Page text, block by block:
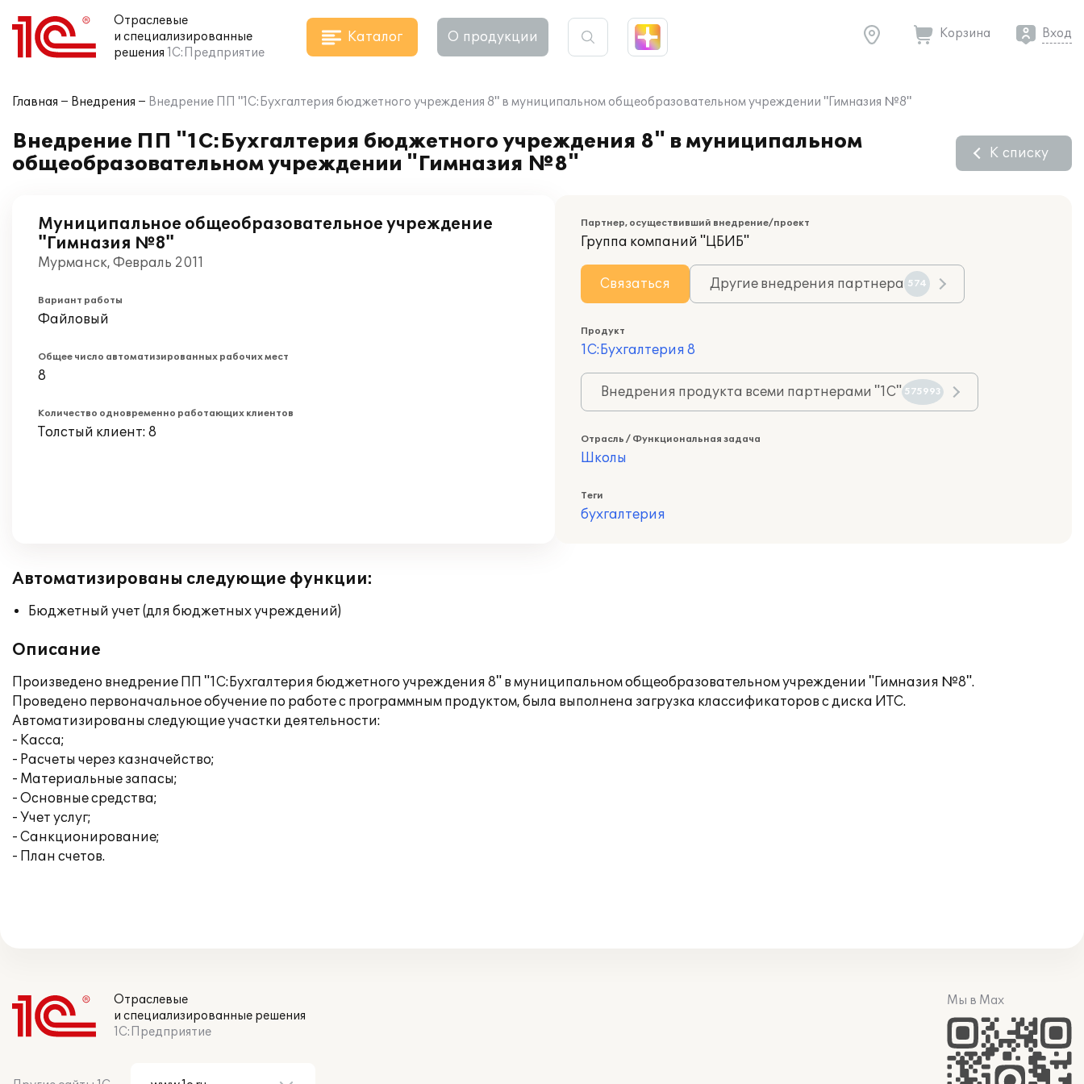
Отраслевые
и специализированные
решения 1С:Предприятие
Каталог О продукции Корзина Вход
Главная Внедрения Внедрение ПП "1С:Бухгалтерия бюджетного учреждения 8" в муниципальном общеобразовательном учреждении "Гимназия №8"
Внедрение ПП "1С:Бухгалтерия бюджетного учреждения 8" в муниципальном
общеобразовательном учреждении "Гимназия №8"
К списку
Муниципальное общеобразовательное учреждение
"Гимназия №8"
Мурманск, Февраль 2011
Вариант работы
Файловый
Общее число автоматизированных рабочих мест
8
Количество одновременно работающих клиентов
Толстый клиент: 8
Партнер, осуществивший внедрение/проект
Группа компаний "ЦБИБ"
Связаться Другие внедрения партнера 574
Продукт
1С:Бухгалтерия 8
Внедрения продукта всеми партнерами "1С" 575993
Отрасль / Функциональная задача
Школы
Теги
бухгалтерия
Автоматизированы следующие функции:
Бюджетный учет (для бюджетных учреждений)
Описание
Произведено внедрение ПП "1С:Бухгалтерия бюджетного учреждения 8" в муниципальном общеобразовательном учреждении "Гимназия №8".
Проведено первоначальное обучение по работе с программным продуктом, была выполнена загрузка классификаторов с диска ИТС.
Автоматизированы следующие участки деятельности:
- Касса;
- Расчеты через казначейство;
- Материальные запасы;
- Основные средства;
- Учет услуг;
- Санкционирование;
- План счетов.
Отраслевые
и специализированные решения
1С:Предприятие
Мы в Max